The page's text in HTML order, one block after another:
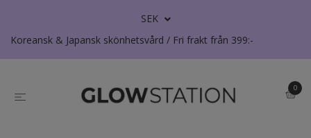
SEK
Koreansk & Japansk skönhetsvård / Fri frakt från 399:-
0